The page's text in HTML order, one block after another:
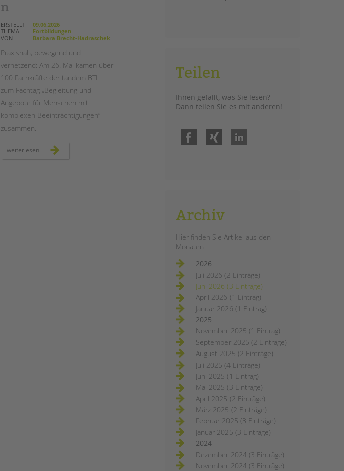
n
ERSTELLT
09.06.2026
THEMA
Fortbildungen
VON
Barbara Brecht-Hadraschek
Praxisnah, bewegend und
vernetzend: Am 26. Mai kamen über
100 Fachkräfte der tandem BTL
zum Fachtag „Begleitung und
Angebote für Menschen mit
komplexen Beeinträchtigungen“
zusammen.
weiterlesen fachtag
Teilen
Ihnen gefällt, was Sie lesen?
Dann teilen Sie es mit anderen!
Facebook
Archiv
Hier finden Sie Artikel aus den
Monaten
2026
Juli 2026 (2 Einträge)
Juni 2026 (3 Einträge)
April 2026 (1 Eintrag)
Januar 2026 (1 Eintrag)
2025
November 2025 (1 Eintrag)
September 2025 (2 Einträge)
August 2025 (2 Einträge)
Juli 2025 (4 Einträge)
Juni 2025 (1 Eintrag)
Mai 2025 (3 Einträge)
April 2025 (2 Einträge)
März 2025 (2 Einträge)
Februar 2025 (3 Einträge)
Januar 2025 (3 Einträge)
2024
Dezember 2024 (3 Einträge)
November 2024 (3 Einträge)